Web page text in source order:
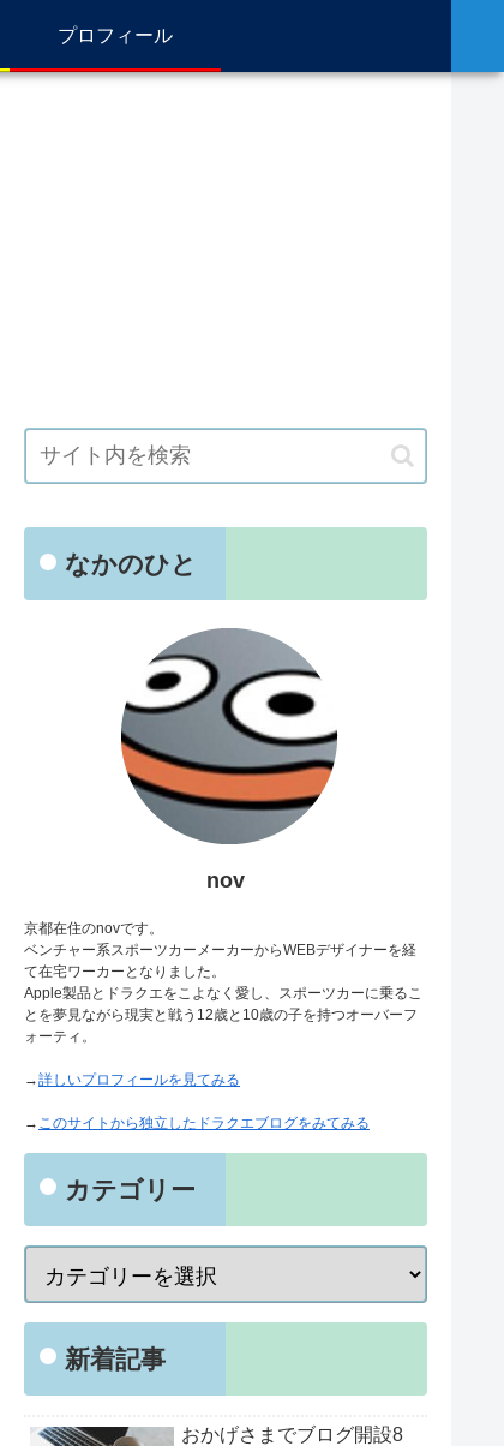
プロフィール
なかのひと
nov
京都在住のnovです。
ベンチャー系スポーツカーメーカーからWEBデザイナーを経
て在宅ワーカーとなりました。
Apple製品とドラクエをこよなく愛し、スポーツカーに乗るこ
とを夢見ながら現実と戦う12歳と10歳の子を持つオーバーフ
ォーティ。
→詳しいプロフィールを見てみる
→ このサイトから独立したドラクエブログをみてみる
カテゴリー
新着記事
おかげさまでブログ開設8